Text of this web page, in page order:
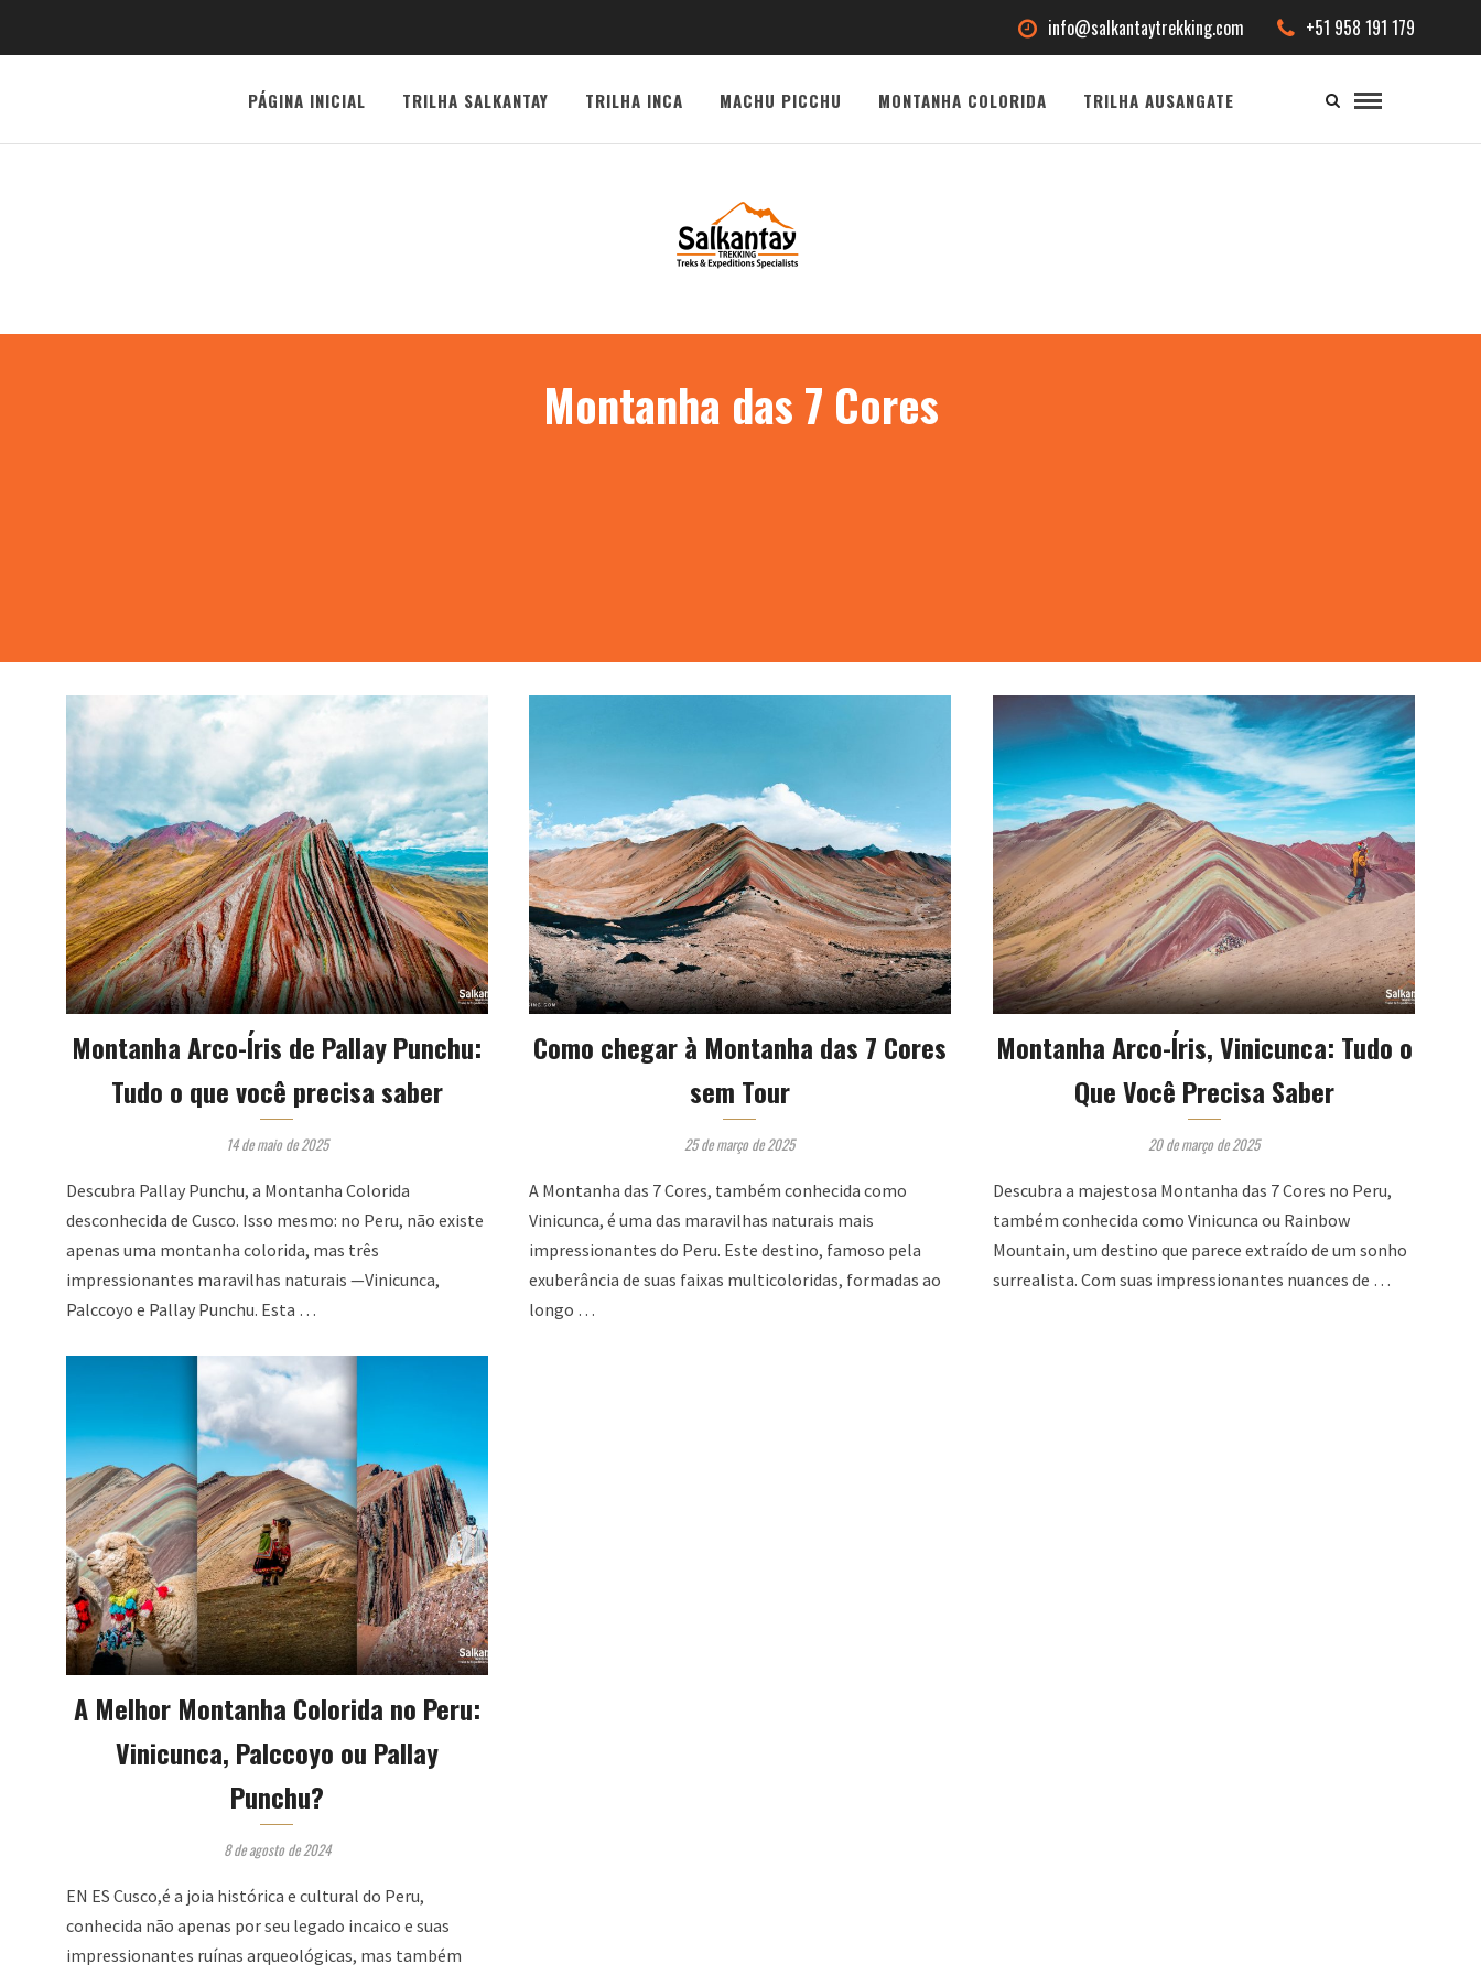
info@salkantaytrekking.com +51 958 191 179
PÁGINA INICIAL TRILHA SALKANTAY TRILHA INCA MACHU PICCHU MONTANHA COLORIDA TRILHA AUSANGATE
Montanha das 7 Cores
Montanha Arco-Íris de Pallay Punchu:
Tudo o que você precisa saber
14 de maio de 2025
Descubra Pallay Punchu, a Montanha Colorida
desconhecida de Cusco. Isso mesmo: no Peru, não existe
apenas uma montanha colorida, mas três
impressionantes maravilhas naturais —Vinicunca,
Palccoyo e Pallay Punchu. Esta …
Como chegar à Montanha das 7 Cores
sem Tour
25 de março de 2025
A Montanha das 7 Cores, também conhecida como
Vinicunca, é uma das maravilhas naturais mais
impressionantes do Peru. Este destino, famoso pela
exuberância de suas faixas multicoloridas, formadas ao
longo …
Montanha Arco-Íris, Vinicunca: Tudo o
Que Você Precisa Saber
20 de março de 2025
Descubra a majestosa Montanha das 7 Cores no Peru,
também conhecida como Vinicunca ou Rainbow
Mountain, um destino que parece extraído de um sonho
surrealista. Com suas impressionantes nuances de …
A Melhor Montanha Colorida no Peru:
Vinicunca, Palccoyo ou Pallay
Punchu?
8 de agosto de 2024
EN ES Cusco,é a joia histórica e cultural do Peru,
conhecida não apenas por seu legado incaico e suas
impressionantes ruínas arqueológicas, mas também